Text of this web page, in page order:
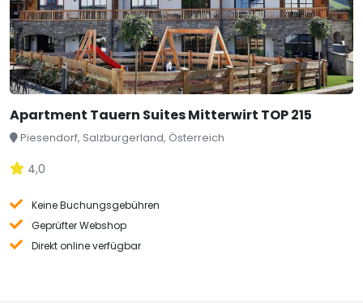
Apartment Tauern Suites Mitterwirt TOP 215
Piesendorf, Salzburgerland, Österreich
4,0
Keine Buchungsgebühren
Geprüfter Webshop
Direkt online verfügbar